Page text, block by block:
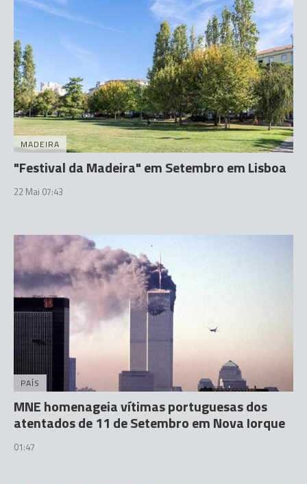
MADEIRA
"Festival da Madeira" em Setembro em Lisboa
22 Mai 07:43
PAÍS
MNE homenageia vítimas portuguesas dos
atentados de 11 de Setembro em Nova Iorque
01:47